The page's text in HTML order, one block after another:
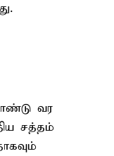
வர
சத்தம்